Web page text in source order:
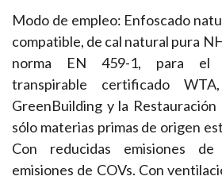
Modo de empleo: Enfoscado
compatible, de cal natural pura
norma EN 459-1, para el
transpirable certificado
GreenBuilding y la
sólo materias primas de origen
Con reducidas emisiones
emisiones de COVs. Con